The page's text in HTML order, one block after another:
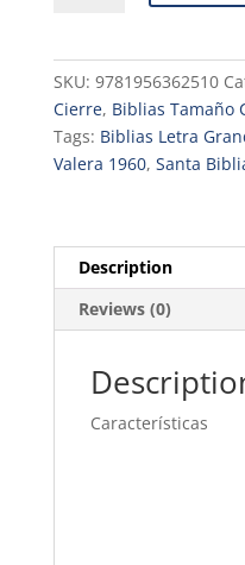
RVR.1960
negro
cierre
quantity
SKU: 9781956362510
Cierre, Biblias Tamaño
Tags: Biblias Letra
Valera 1960, Santa
Description
Reviews (0)
Características